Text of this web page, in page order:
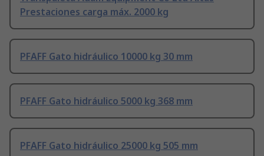
Prestaciones carga máx. 2000 kg
PFAFF Gato hidráulico 10000 kg 30 mm
PFAFF Gato hidráulico 5000 kg 368 mm
PFAFF Gato hidráulico 25000 kg 505 mm